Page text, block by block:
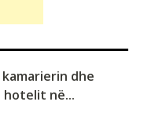
dhe
në...